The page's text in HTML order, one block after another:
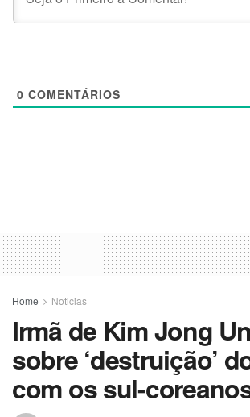
0 COMENTÁRIOS
Home Noticias
Irmã de Kim Jong
sobre ‘destruição’
com os sul-